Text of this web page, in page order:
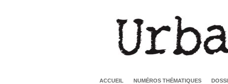
ACCUEIL NUMÉROS THÉMATIQUES